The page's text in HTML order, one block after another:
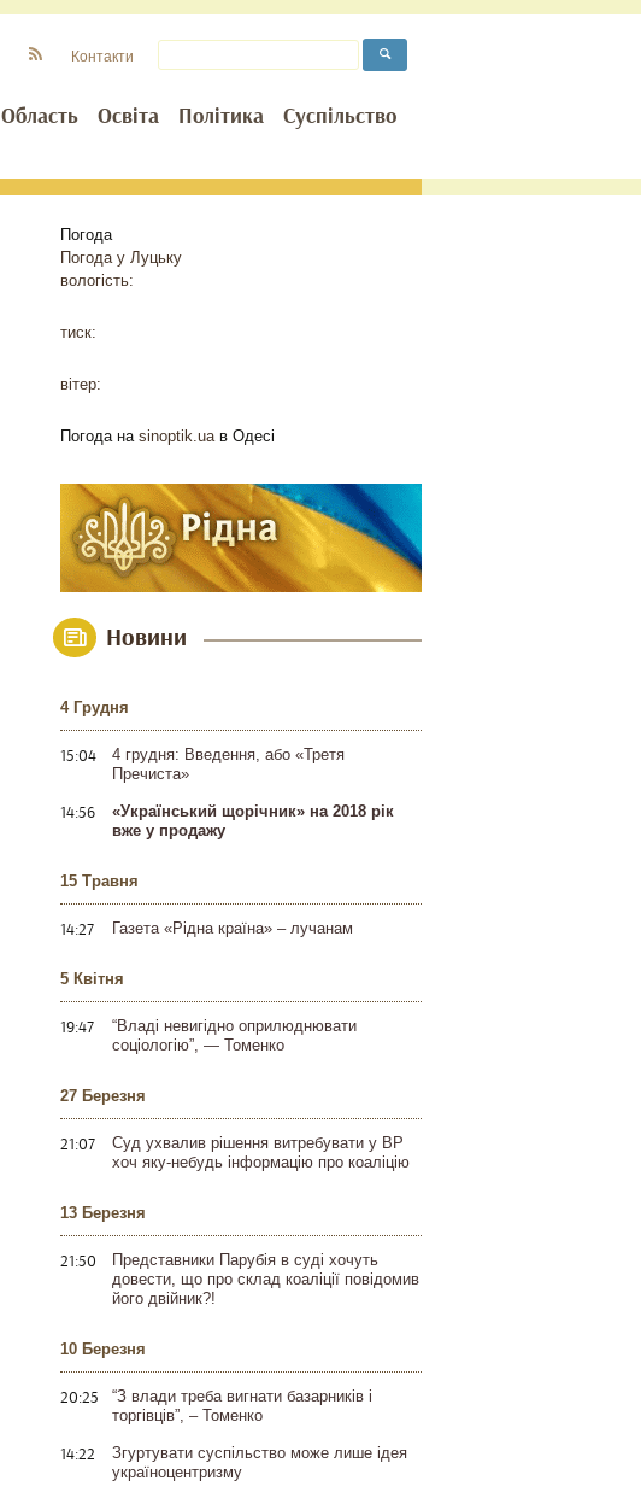
Область Освіта Політика Суспільство
Контакти
Погода
Погода у Луцьку
вологість:
тиск:
вітер:
Погода на sinoptik.uaв Одесі
Новини
4 Грудня
15:04
4 грудня: Введення, або «Третя
Пречиста»
14:56
«Український щорічник» на 2018 рік
вже у продажу
15 Травня
14:27 Газета «Рідна країна» – лучанам
5 Квітня
19:47
“Владі невигідно оприлюднювати
соціологію”, — Томенко
27 Березня
21:07
Суд ухвалив рішення витребувати у ВР
хоч яку-небудь інформацію про коаліцію
13 Березня
21:50
Представники Парубія в суді хочуть
довести, що про склад коаліції повідомив
його двійник?!
10 Березня
20:25
“З влади треба вигнати базарників і
торгівців”, – Томенко
14:22
Згуртувати суспільство може лише ідея
україноцентризму